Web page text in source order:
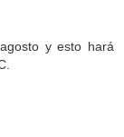
y esto hará